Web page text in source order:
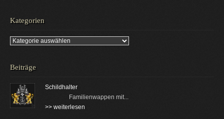
Kategorien
Kategorien
Beiträge
Schildhalter
Familienwappen mit...
>> weiterlesen